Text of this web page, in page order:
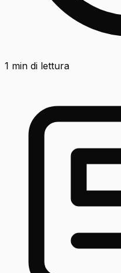
1 min di lettura